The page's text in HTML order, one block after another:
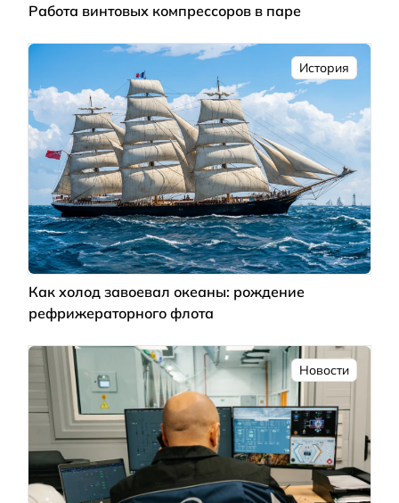
Работа винтовых компрессоров в паре
История
Как холод завоевал океаны: рождение
рефрижераторного флота
Новости